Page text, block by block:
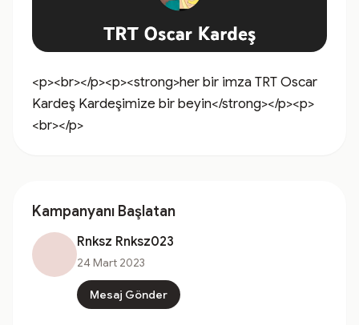
<p><br></p><p><strong>her bir imza TRT Oscar
Kardeş Kardeşimize bir beyin</strong></p><p>
<br></p>
Kampanyanı Başlatan
Rnksz Rnksz023
24 Mart 2023
Mesaj Gönder